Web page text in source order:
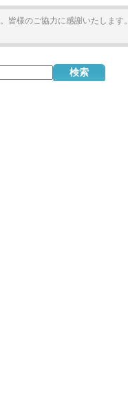
皆様のご協力に感謝いたします。